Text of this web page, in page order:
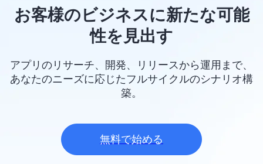
お客様のビジネスに新たな可能
性を見出す
アプリのリサーチ、開発、リリースから運用まで、
あなたのニーズに応じたフルサイクルのシナリオ構
築。
無料で始める